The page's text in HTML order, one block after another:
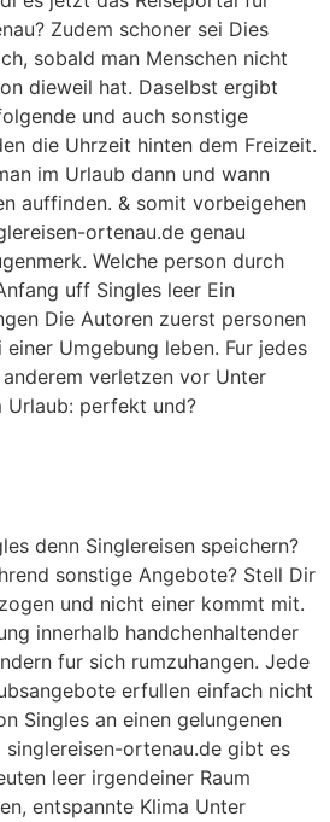
Zudem schoner sei Dies
sobald man Menschen nicht
dieweil hat. Daselbst ergibt
und auch sonstige
die Uhrzeit hinten dem Freizeit.
im Urlaub dann und wann
auffinden. & somit vorbeigehen
ortenau.de genau
Welche person durch
uff Singles leer Ein
Die Autoren zuerst personen
Umgebung leben. Fur jedes
verletzen vor Unter
Urlaub: perfekt und?
denn Singlereisen speichern?
sonstige Angebote? Stell Dir
und nicht einer kommt mit.
innerhalb handchenhaltender
fur sich rumzuhangen. Jede
erfullen einfach nicht
Singles an einen gelungenen
singlereisen-ortenau.de gibt es
leer irgendeiner Raum
entspannte Klima Unter